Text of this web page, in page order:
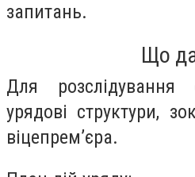
запитань.
Що
Для розслідування
урядові структури,
віцепрем’єра.